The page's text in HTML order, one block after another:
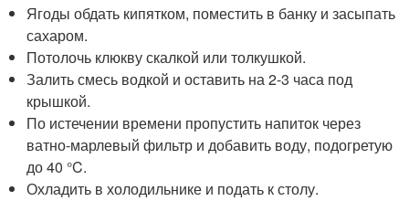
Ягоды обдать кипятком, поместить в банку и засыпать
сахаром.
Потолочь клюкву скалкой или толкушкой.
Залить смесь водкой и оставить на 2-3 часа под
крышкой.
По истечении времени пропустить напиток через
ватно-марлевый фильтр и добавить воду, подогретую
до 40 °C.
Охладить в холодильнике и подать к столу.